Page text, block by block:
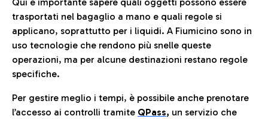
trasportati nel bagaglio a mano e quali regole si
applicano, soprattutto per i liquidi. A Fiumicino sono in
uso tecnologie che rendono più snelle queste
operazioni, ma per alcune destinazioni restano regole
specifiche.
Per gestire meglio i tempi, è possibile anche prenotare
l’accesso ai controlli tramite QPass, un servizio che